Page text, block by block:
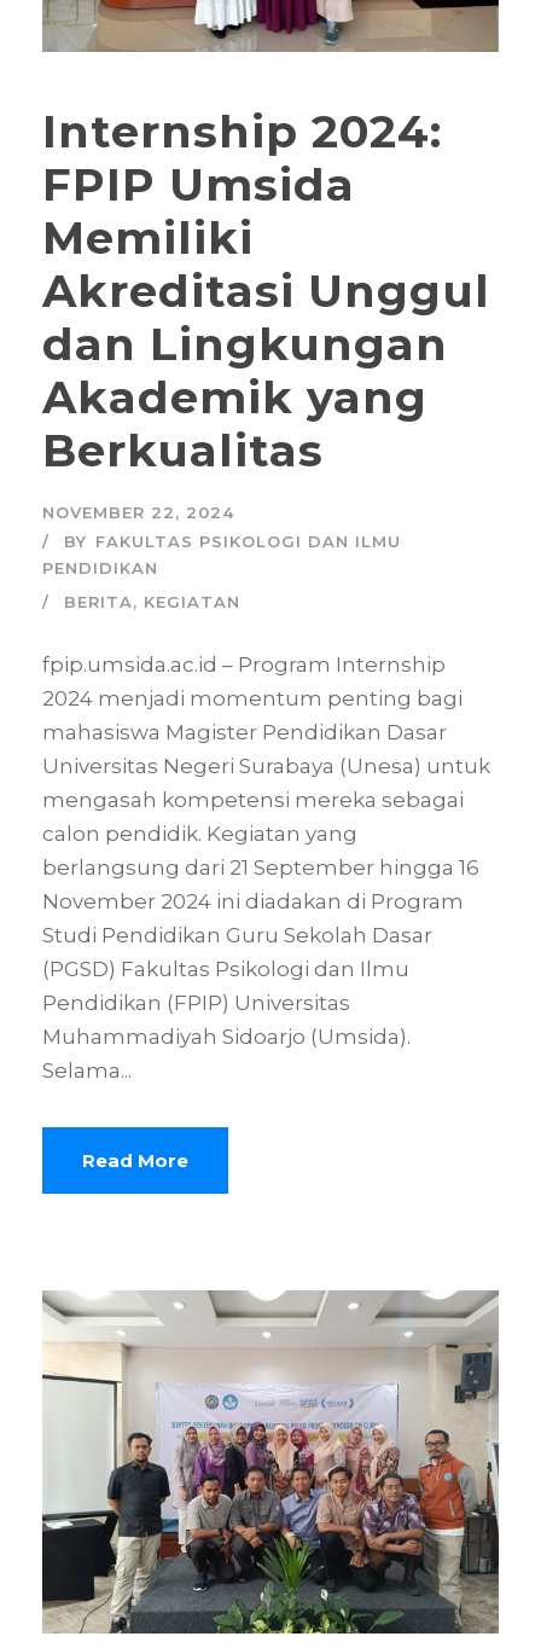
Internship 2024:
FPIP Umsida
Memiliki
Akreditasi Unggul
dan Lingkungan
Akademik yang
Berkualitas
NOVEMBER 22, 2024
BY FAKULTAS PSIKOLOGI DAN ILMU
PENDIDIKAN
BERITA, KEGIATAN
fpip.umsida.ac.id – Program Internship
2024 menjadi momentum penting bagi
mahasiswa Magister Pendidikan Dasar
Universitas Negeri Surabaya (Unesa) untuk
mengasah kompetensi mereka sebagai
calon pendidik. Kegiatan yang
berlangsung dari 21 September hingga 16
November 2024 ini diadakan di Program
Studi Pendidikan Guru Sekolah Dasar
(PGSD) Fakultas Psikologi dan Ilmu
Pendidikan (FPIP) Universitas
Muhammadiyah Sidoarjo (Umsida).
Selama...
Read More